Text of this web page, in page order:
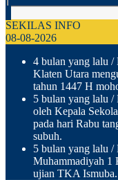
SEKILAS INFO
08-08-2026
4 bulan yang lalu /
Klaten Utara
tahun 1447 H
5 bulan yang lalu /
oleh Kepala
pada hari Rabu
subuh.
5 bulan yang lalu /
Muhammadiyah 1
ujian TKA Ismuba.